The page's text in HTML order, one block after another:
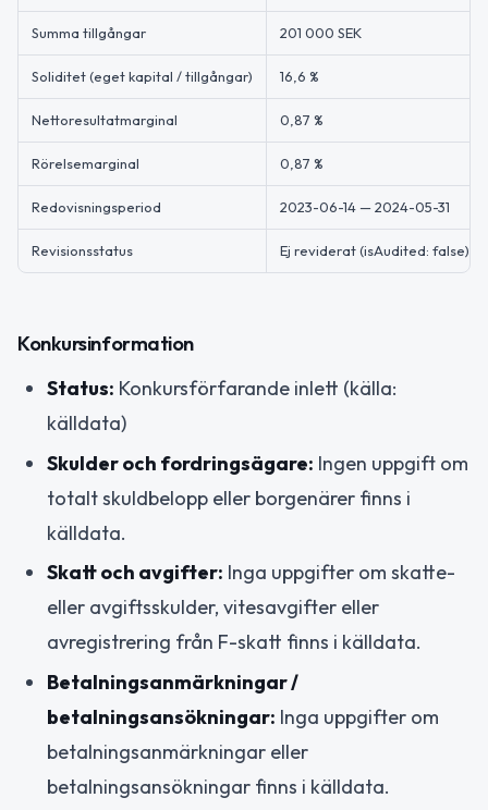
Summa tillgångar 201 000 SEK
Soliditet (eget kapital / tillgångar) 16,6 %
Nettoresultatmarginal 0,87 %
Rörelsemarginal 0,87 %
Redovisningsperiod 2023-06-14 — 2024-05-31
Revisionsstatus Ej reviderat (isAudited: false)
Konkursinformation
Status: Konkursförfarande inlett (källa:
källdata)
Skulder och fordringsägare: Ingen uppgift om
totalt skuldbelopp eller borgenärer finns i
källdata.
Skatt och avgifter: Inga uppgifter om skatte-
eller avgiftsskulder, vitesavgifter eller
avregistrering från F-skatt finns i källdata.
Betalningsanmärkningar /
betalningsansökningar: Inga uppgifter om
betalningsanmärkningar eller
betalningsansökningar finns i källdata.